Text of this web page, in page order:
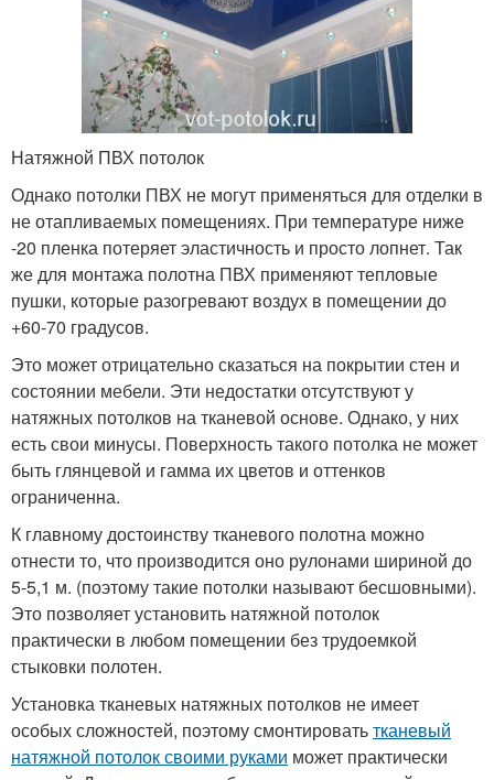
Натяжной ПВХ потолок
Однако потолки ПВХ не могут применяться для отделки в
не отапливаемых помещениях. При температуре ниже
-20 пленка потеряет эластичность и просто лопнет. Так
же для монтажа полотна ПВХ применяют тепловые
пушки, которые разогревают воздух в помещении до
+60-70 градусов.
Это может отрицательно сказаться на покрытии стен и
состоянии мебели. Эти недостатки отсутствуют у
натяжных потолков на тканевой основе. Однако, у них
есть свои минусы. Поверхность такого потолка не может
быть глянцевой и гамма их цветов и оттенков
ограниченна.
К главному достоинству тканевого полотна можно
отнести то, что производится оно рулонами шириной до
5-5,1 м. (поэтому такие потолки называют бесшовными).
Это позволяет установить натяжной потолок
практически в любом помещении без трудоемкой
стыковки полотен.
Установка тканевых натяжных потолков не имеет
особых сложностей, поэтому смонтироватьтканевый
натяжной потолок своими руками может практически